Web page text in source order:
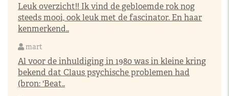
Leuk overzicht!! Ik vind de gebloemde rok nog
steeds mooi, ook leuk met de fascinator. En haar
kenmerkend..
mart
Al voor de inhuldiging in 1980 was in kleine kring
bekend dat Claus psychische problemen had
(bron: 'Beat..